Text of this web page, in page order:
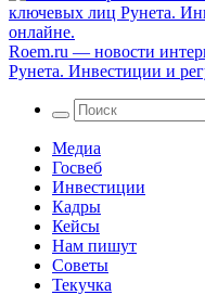
Roem.ru — новости
Рунета. Инвестиции и
Медиа
Госвеб
Инвестиции
Кадры
Кейсы
Нам пишут
Советы
Текучка